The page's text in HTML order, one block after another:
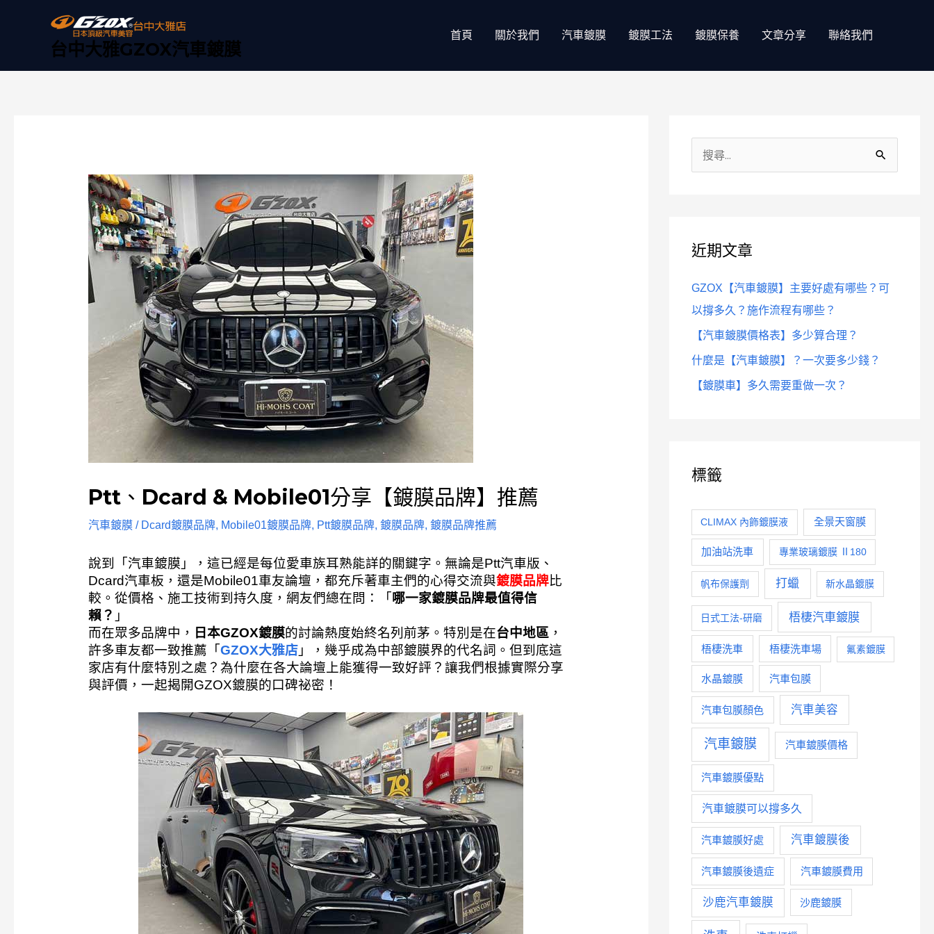
內
台中大雅GZOX汽車鍍膜
首頁 關於我們 汽車鍍膜 鍍膜工法 鍍膜保養 文章分享 聯絡我們
Ptt、Dcard & Mobile01分享【鍍膜品牌】推薦
汽車鍍膜/ Dcard鍍膜品牌, Mobile01鍍膜品牌, Ptt鍍膜品牌, 鍍膜品牌, 鍍膜品牌推薦
說到「汽車鍍膜」，這已經是每位愛車族耳熟能詳的關鍵字。無論是Ptt汽車版、
Dcard汽車板，還是Mobile01車友論壇，都充斥著車主們的心得交流與鍍膜品牌比
較。從價格、施工技術到持久度，網友們總在問：「 哪一家鍍膜品牌最值得信
賴？ 」
而在眾多品牌中，
日本GZOX鍍膜的討論熱度始終名列前茅。特別是在台中地區，
許多車友都一致推薦「 GZOX大雅店」，幾乎成為中部鍍膜界的代名詞。但到底這
家店有什麼特別之處？為什麼在各大論壇上能獲得一致好評？讓我們根據實際分享
與評價，一起揭開GZOX鍍膜的口碑祕密！
字
近期文章
GZOX【汽車鍍膜】主要好處有哪些？可
以撐多久？施作流程有哪些？
【汽車鍍膜價格表】多少算合理？
什麼是【汽車鍍膜】？一次要多少錢？
【鍍膜車】多久需要重做一次？
標籤
CLIMAX 內飾鍍膜液 全景天窗膜
加油站洗車 專業玻璃鍍膜 Ⅱ180
帆布保護劑 打蠟 新水晶鍍膜
日式工法-研磨 梧棲汽車鍍膜
梧棲洗車 梧棲洗車場 氟素鍍膜
水晶鍍膜 汽車包膜
汽車包膜顏色 汽車美容
汽車鍍膜 汽車鍍膜價格
汽車鍍膜優點
汽車鍍膜可以撐多久
汽車鍍膜好處 汽車鍍膜後
汽車鍍膜後遺症 汽車鍍膜費用
沙鹿汽車鍍膜 沙鹿鍍膜